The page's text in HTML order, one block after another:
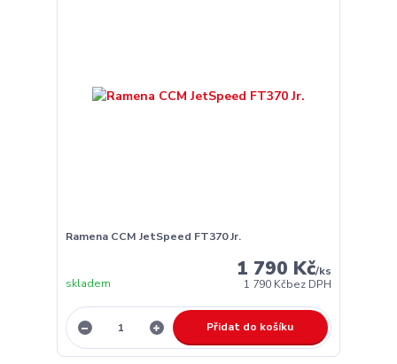
Ramena CCM JetSpeed FT370 Jr.
1 790 Kč/ks
1 790 Kčbez DPH
skladem
Přidat do košíku